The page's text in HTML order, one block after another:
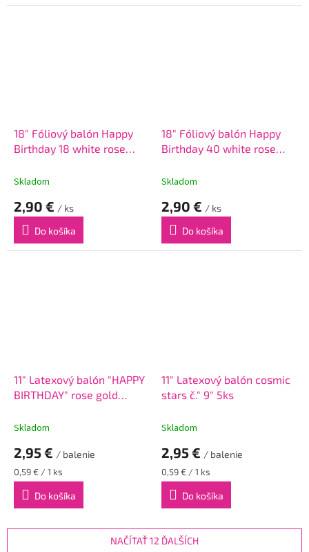
18" Fóliový balón Happy
Birthday 18 white rose
Skladom
2,90 € / ks
Do košíka
18" Fóliový balón Happy
Birthday 40 white rose
Skladom
2,90 € / ks
Do košíka
11" Latexový balón "HAPPY
BIRTHDAY" rose gold
Skladom
2,95 € / balenie
Jednotková
cena:
0,59 € / 1 ks
Do košíka
11" Latexový balón cosmic
stars č." 9" 5ks
Skladom
2,95 € / balenie
Jednotková
cena:
0,59 € / 1 ks
Do košíka
NAČÍTAŤ 12 ĎALŠÍCH